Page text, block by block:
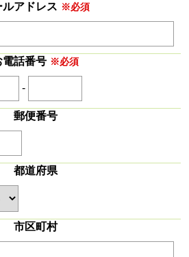
ルアドレス ※必須
電話番号 ※必須
-
郵便番号
都道府県
市区町村